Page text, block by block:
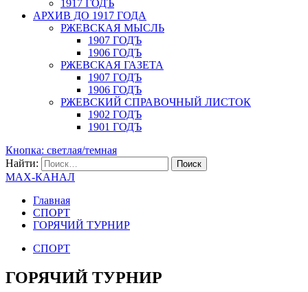
1917 ГОДЪ
АРХИВ ДО 1917 ГОДА
РЖЕВСКАЯ МЫСЛЬ
1907 ГОДЪ
1906 ГОДЪ
РЖЕВСКАЯ ГАЗЕТА
1907 ГОДЪ
1906 ГОДЪ
РЖЕВСКИЙ СПРАВОЧНЫЙ ЛИСТОК
1902 ГОДЪ
1901 ГОДЪ
Кнопка: светлая/темная
Найти:
MAX-КАНАЛ
Главная
СПОРТ
ГОРЯЧИЙ ТУРНИР
СПОРТ
ГОРЯЧИЙ ТУРНИР